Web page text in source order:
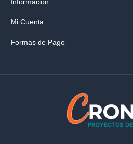
Mi Cuenta
Formas de Pago